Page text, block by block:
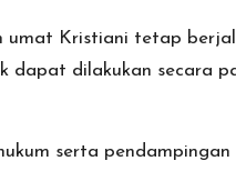
umat Kristiani tetap
dilakukan secara
serta